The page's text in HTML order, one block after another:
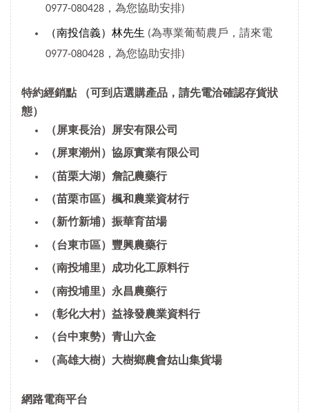
0977-080428，為您協助安排)
（南投信義）林先生 (為專業葡萄農戶，請來電
0977-080428，為您協助安排)
特約經銷點
（可到店選購產品，請先電洽確認存貨狀
態）
（屏東長治）屏安有限公司
（屏東潮州）協原實業有限公司
（苗栗大湖）詹記農藥行
（苗栗市區）楓和農業資材行
（新竹新埔）振華育苗場
（台東市區）豐興農藥行
（南投埔里）成功化工原料行
（南投埔里）永昌農藥行
（彰化大村）益祿發農業資料行
（台中東勢）青山六金
（高雄大樹）大樹鄉農會姑山集貨場
網路電商平台